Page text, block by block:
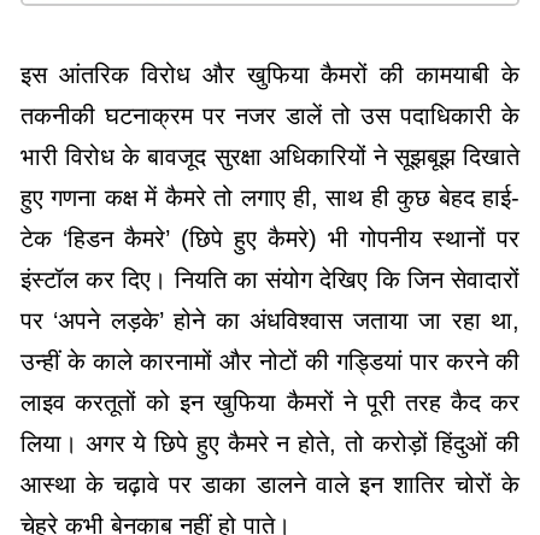
इस आंतरिक विरोध और खुफिया कैमरों की कामयाबी के
तकनीकी घटनाक्रम पर नजर डालें तो उस पदाधिकारी के
भारी विरोध के बावजूद सुरक्षा अधिकारियों ने सूझबूझ दिखाते
हुए गणना कक्ष में कैमरे तो लगाए ही, साथ ही कुछ बेहद हाई-
टेक ‘हिडन कैमरे’ (छिपे हुए कैमरे) भी गोपनीय स्थानों पर
इंस्टॉल कर दिए। नियति का संयोग देखिए कि जिन सेवादारों
पर ‘अपने लड़के’ होने का अंधविश्वास जताया जा रहा था,
उन्हीं के काले कारनामों और नोटों की गड्डियां पार करने की
लाइव करतूतों को इन खुफिया कैमरों ने पूरी तरह कैद कर
लिया। अगर ये छिपे हुए कैमरे न होते, तो करोड़ों हिंदुओं की
आस्था के चढ़ावे पर डाका डालने वाले इन शातिर चोरों के
चेहरे कभी बेनकाब नहीं हो पाते।